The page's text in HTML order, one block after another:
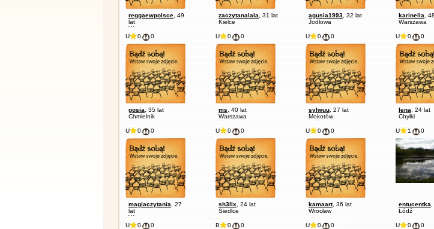
reggaewpolsce , 49
lat
Warszawa
zaczytanalala , 31 lat
Kielce
agusia1993 , 32 lat
Jodłowa
karinella ,
Warszawa
U 0 0
gosia , 35 lat
Chmielnik
U 0 0
ms , 40 lat
Warszawa
U 0 0
sylwuu , 27 lat
Mokotów
U 0 0
lena , 24 lat
Chyłki
U 0 0
magiaczytania , 27
lat
Warszawa
U 0 0
sh3llx , 24 lat
Siedlce
U 0 0
kamaart, 36 lat
Wrocław
U 1 0
entucentka
Łódź
U 0 0 B 0 0 U 0 0 U 0 0